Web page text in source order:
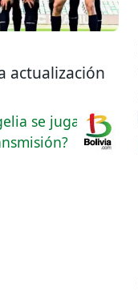
actualización